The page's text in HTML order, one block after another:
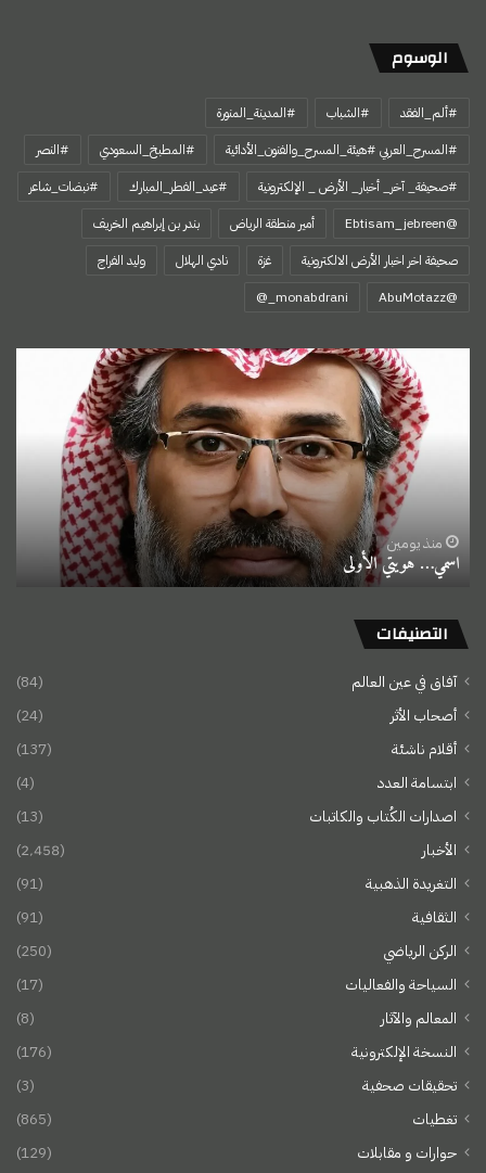
الوسوم
#ألم_الفقد #الشباب
#المدينة_المنورة
#المسرح_العربي #هيئة_المسرح_والفنون_الأدائية
#المطبخ_السعودي
#النصر
#صحيفة_ آخر_ أخبار_ الأرض _ الإلكترونية
#عيد_الفطر_المبارك
#نبضات_شاعر
@Ebtisam_jebreen
أمير منطقة الرياض
بندر بن إبراهيم الخريف
صحيفة اخر اخبار الأرض الالكترونية
غزة نادي الهلال
وليد الفراج
‏@AbuMotazz
منذ يومين
اسمي… هويتي الأولى
التصنيفات
آفاق في عين العالم
(84)
أصحاب الأثر
(24)
أقلام ناشئة
(137)
ابتسامة العدد
(4)
اصدارات الكُتاب والكاتبات
(13)
الأخبار
(2٬458)
التغريدة الذهبية
(91)
الثقافية
(91)
الركن الرياضي
(250)
السياحة والفعاليات
(17)
المعالم والآثار
(8)
النسخة الإلكترونية
(176)
تحقيقات صحفية
(3)
تغطيات
(865)
حوارات و مقابلات
(129)